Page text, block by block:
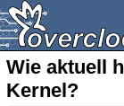
Wie aktuell
Kernel?